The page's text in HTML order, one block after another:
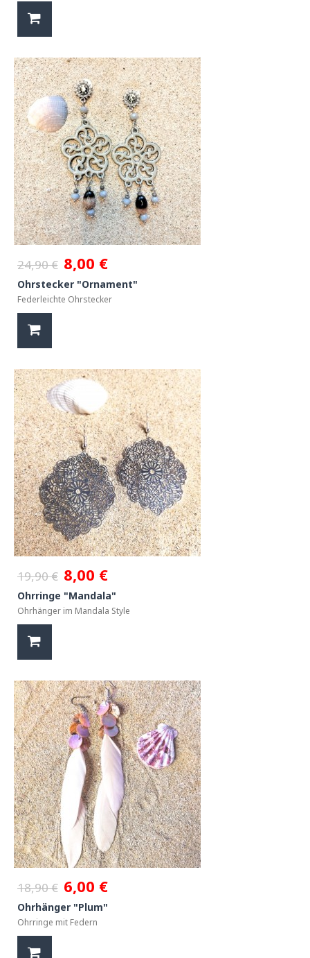
24,90 € 8,00 €
Ohrstecker "Ornament"
Federleichte Ohrstecker
19,90 € 8,00 €
Ohrringe "Mandala"
Ohrhänger im Mandala Style
18,90 € 6,00 €
Ohrhänger "Plum"
Ohrringe mit Federn